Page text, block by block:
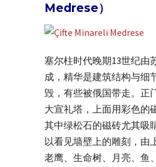
Medrese）
塞尔柱时代晚期13世纪由
成，精华是建筑结构与细
毁，有些被俄国带走。正
大宣礼塔，上面用彩色的
其中绿松石的磁砖尤其吸
以看见墙壁上的雕刻，由
老鹰、生命树、月亮、鱼